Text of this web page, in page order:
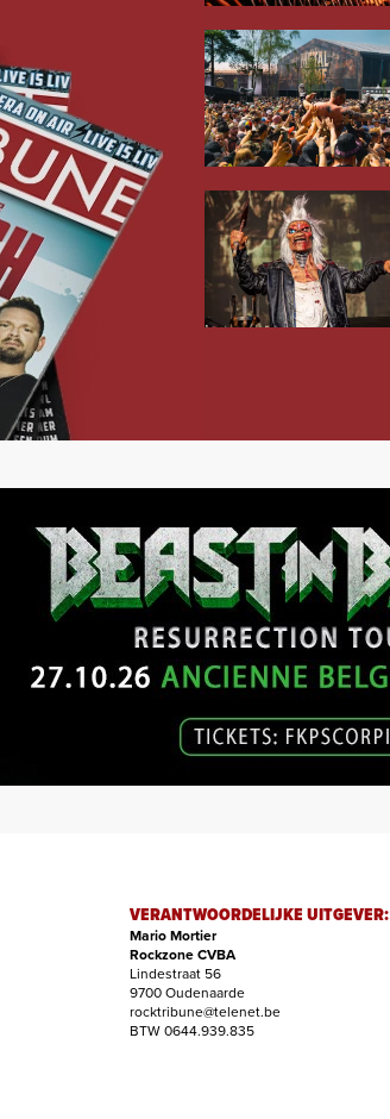
VERANTWOORDELIJKE UITGEVER:
Mario Mortier
Rockzone CVBA
Lindestraat 56
9700 Oudenaarde
rocktribune@telenet.be
BTW 0644.939.835